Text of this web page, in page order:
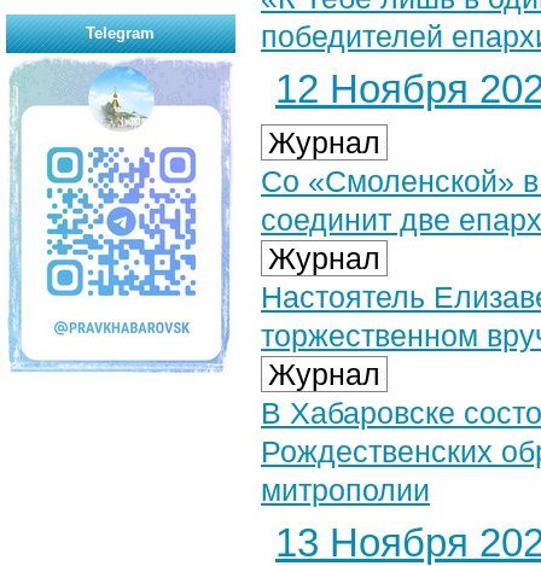
победителей
12 Ноября
Журнал
Со «Смоленской»
соединит две
Журнал
Настоятель
торжественном
Журнал
В Хабаровске
Рождественских
митрополии
13 Ноября
Telegram